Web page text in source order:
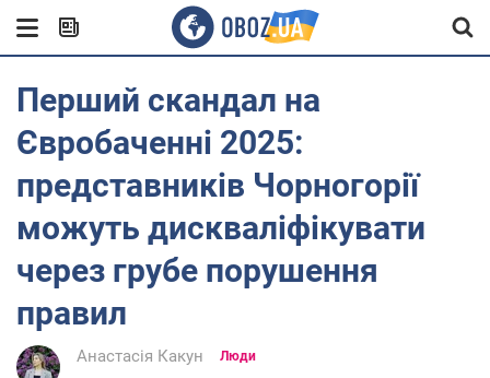
Перший скандал на
Євробаченні 2025:
представників Чорногорії
можуть дискваліфікувати
через грубе порушення
правил
Анастасія Какун Люди